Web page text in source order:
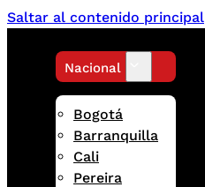
Saltar al contenido principal
Nacional
Bogotá
Barranquilla
Cali
Pereira